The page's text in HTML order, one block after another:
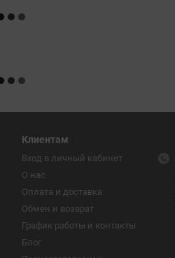
Клиентам
Вход в личный кабинет
О нас
Оплата и доставка
Обмен и возврат
График работы и контакты
Блог